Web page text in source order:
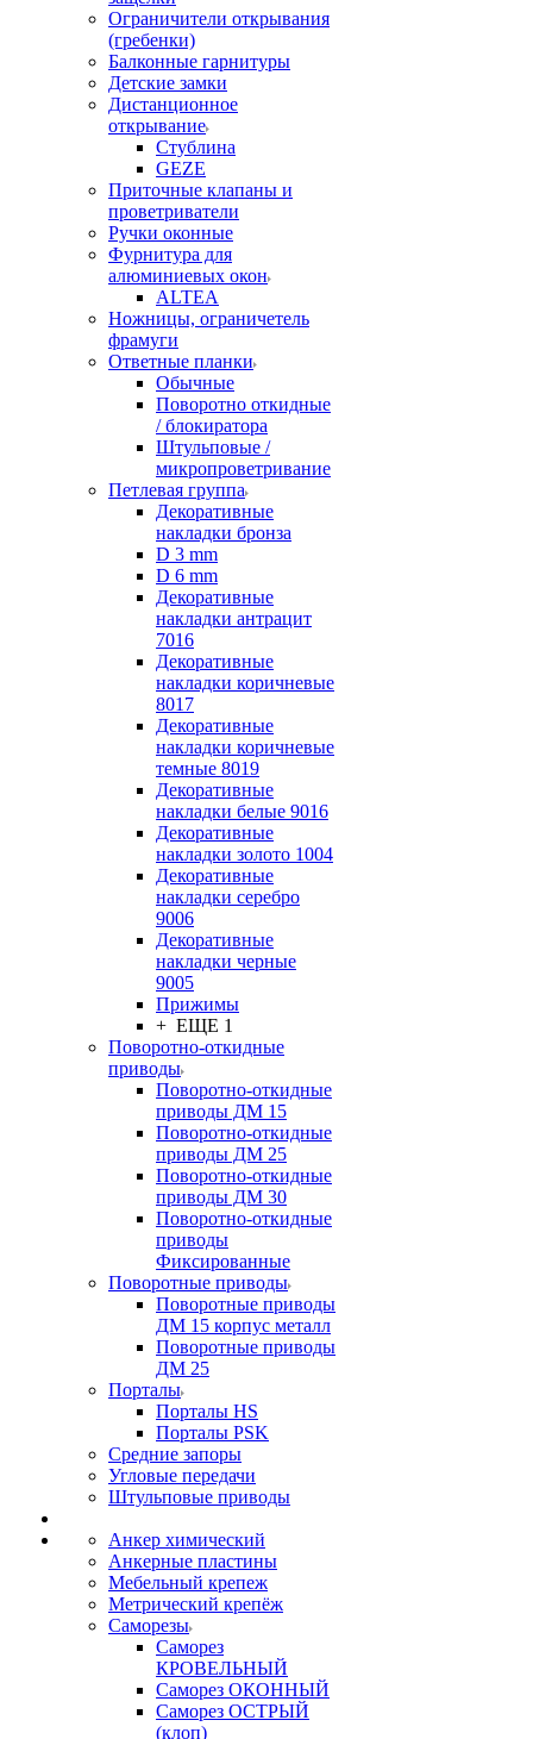
Ограничители открывания
(гребенки)
Балконные гарнитуры
Детские замки
Дистанционное
открывание
Стублина
GEZE
Приточные клапаны и
проветриватели
Ручки оконные
Фурнитура для
алюминиевых окон
ALTEA
Ножницы, ограничетель
фрамуги
Ответные планки
Обычные
Поворотно откидные
/ блокиратора
Штульповые /
микропроветривание
Петлевая группа
Декоративные
накладки бронза
D 3 mm
D 6 mm
Декоративные
накладки антрацит
7016
Декоративные
накладки коричневые
8017
Декоративные
накладки коричневые
темные 8019
Декоративные
накладки белые 9016
Декоративные
накладки золото 1004
Декоративные
накладки серебро
9006
Декоративные
накладки черные
9005
Прижимы
+ ЕЩЕ 1
Поворотно-откидные
приводы
Поворотно-откидные
приводы ДМ 15
Поворотно-откидные
приводы ДМ 25
Поворотно-откидные
приводы ДМ 30
Поворотно-откидные
приводы
Фиксированные
Поворотные приводы
Поворотные приводы
ДМ 15 корпус металл
Поворотные приводы
ДМ 25
Порталы
Порталы HS
Порталы PSK
Средние запоры
Угловые передачи
Штульповые приводы
Анкер химический
Анкерные пластины
Мебельный крепеж
Метрический крепёж
Саморезы
Саморез
КРОВЕЛЬНЫЙ
Саморез ОКОННЫЙ
Саморез ОСТРЫЙ
(клоп)